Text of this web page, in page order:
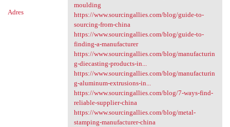
Adres
moulding
https://www.sourcingallies.com/blog/guide-to-
sourcing-from-china
https://www.sourcingallies.com/blog/guide-to-
finding-a-manufacturer
https://www.sourcingallies.com/blog/manufacturin
g-diecasting-products-in...
https://www.sourcingallies.com/blog/manufacturin
g-aluminum-extrusions-in...
https://www.sourcingallies.com/blog/7-ways-find-
reliable-supplier-china
https://www.sourcingallies.com/blog/metal-
stamping-manufacturer-china